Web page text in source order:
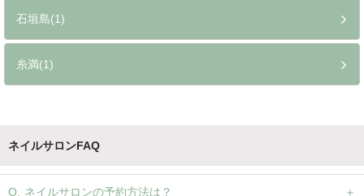
石垣島(1)
糸満(1)
ネイルサロンFAQ
ネイルサロンの予約方法は？